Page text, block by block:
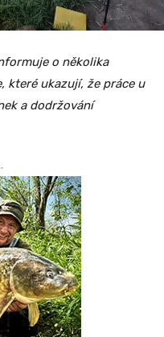
o několika
které ukazují, že práce u
a dodržování